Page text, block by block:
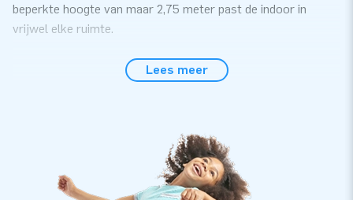
beperkte hoogte van maar 2,75 meter past de indoor in
vrijwel elke ruimte.
Makkelijk voor elk evenement
kinderfeest of evenement. Deze inflatable met
seaworld thema wordt compact in één deel geleverd en is
daardoor gemakkelijk te transporteren. Je krijgt er ook een
blower, verankeringsmateriaal, transportzak en een duidelijke
Lees meer